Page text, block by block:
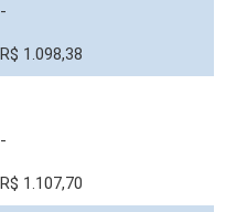
-
R$ 1.098,38
-
R$ 1.107,70